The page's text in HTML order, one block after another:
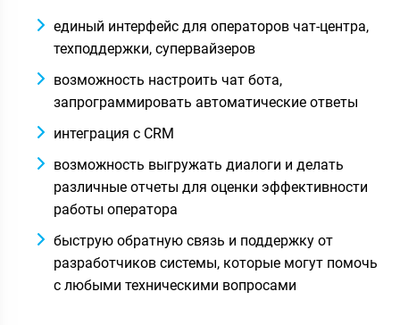
единый интерфейс для операторов чат-центра,
техподдержки, супервайзеров
возможность настроить чат бота,
запрограммировать автоматические ответы
интеграция с CRM
возможность выгружать диалоги и делать
различные отчеты для оценки эффективности
работы оператора
быструю обратную связь и поддержку от
разработчиков системы, которые могут помочь
с любыми техническими вопросами